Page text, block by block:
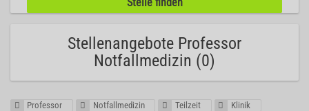
Stellenangebote Professor
Notfallmedizin (0)
Professor Notfallmedizin Teilzeit Klinik